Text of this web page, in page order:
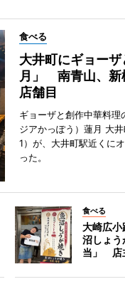
食べる
大井町にギョー
月」 南青山、新
店舗目
ギョーザと創作中華料理
ジアかっぽう）蓮月 大
1）が、大井町駅近くに
った。
食べる
大崎広小
沼しょ
当」 店